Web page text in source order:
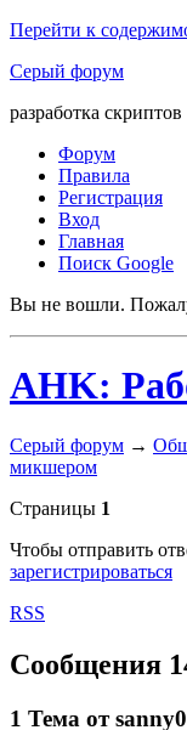
Перейти к
Серый форум
разработка скриптов
Форум
Правила
Регистрация
Вход
Главная
Поиск Google
Вы не вошли.
AHK:
Серый форум →
микшером
Страницы 1
Чтобы отправить
зарегистрироваться
RSS
Сообщения
1 Тема от